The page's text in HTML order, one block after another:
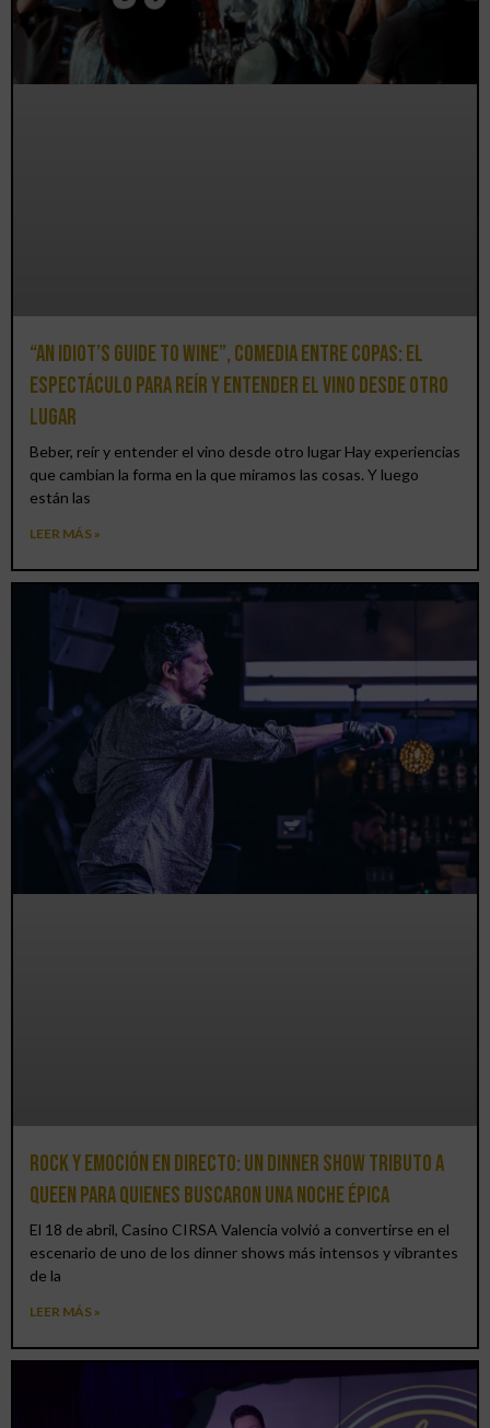
“An Idiot’s Guide to Wine”, comedia entre copas: el
espectáculo para reír y entender el vino desde otro
lugar
Beber, reír y entender el vino desde otro lugar Hay experiencias
que cambian la forma en la que miramos las cosas. Y luego
están las
LEER MÁS »
Rock y emoción en directo: un Dinner Show Tributo a
Queen para quienes buscaron una noche épica
El 18 de abril, Casino CIRSA Valencia volvió a convertirse en el
escenario de uno de los dinner shows más intensos y vibrantes
de la
LEER MÁS »